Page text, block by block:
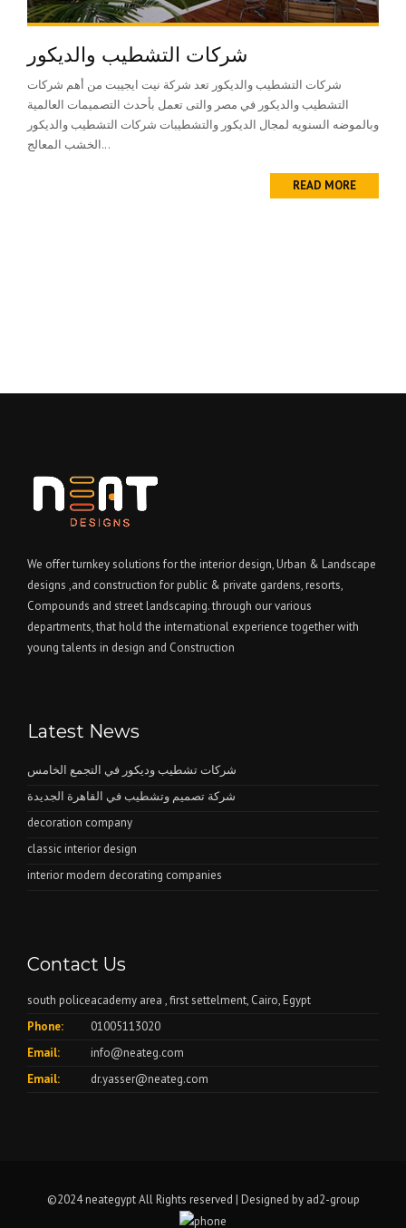
شركات التشطيب والديكور
شركات التشطيب والديكور تعد شركة نيت ايجيبت من أهم شركات
التشطيب والديكور في مصر والتى تعمل بأحدث التصميمات العالمية
وبالموضه السنويه لمجال الديكور والتشطيبات شركات التشطيب والديكور
الخشب المعالج...
READ MORE
We offer turnkey solutions for the interior design, Urban & Landscape
designs ,and construction for public & private gardens, resorts,
Compounds and street landscaping. through our various
departments, that hold the international experience together with
young talents in design and Construction
Latest News
شركات تشطيب وديكور في التجمع الخامس
شركة تصميم وتشطيب في القاهرة الجديدة
decoration company
classic interior design
interior modern decorating companies
Contact Us
south policeacademy area , first settelment, Cairo, Egypt
Phone:
01005113020
Email:
info@neateg.com
Email:
dr.yasser@neateg.com
©2024 neategypt All Rights reserved | Designed by ad2-group